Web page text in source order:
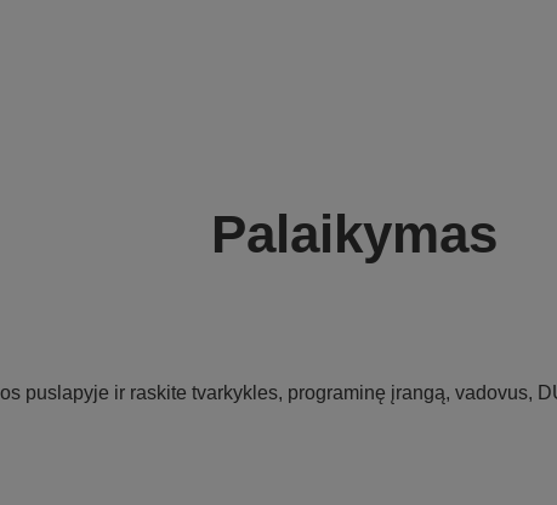
Palaikymas
puslapyje ir raskite tvarkykles, programinę įrangą, vadovus,